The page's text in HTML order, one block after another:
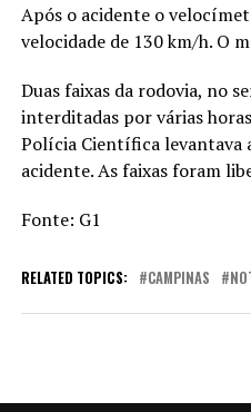
Após o acidente o
velocidade de 130 km/h. O
Duas faixas da rodovia, no
interditadas por várias
Polícia Científica levantava
acidente. As faixas foram
Fonte: G1
RELATED TOPICS: CAMPINAS